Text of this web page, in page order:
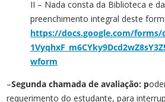
II – Nada consta da Biblioteca e
preenchimento integral deste
https://docs.google.com/forms/
wform
–Segunda chamada de avaliação: p
requerimento do estudante, para